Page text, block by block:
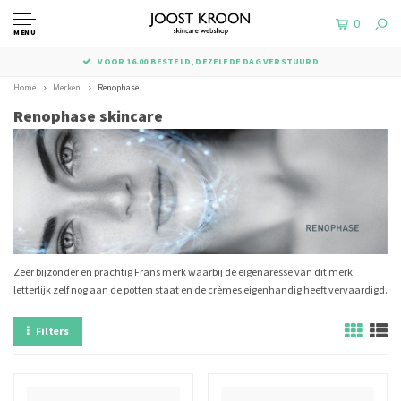
MENU
0
VOOR 16.00 BESTELD, DEZELFDE DAG VERSTUURD
Home Merken Renophase
Renophase skincare
Zeer bijzonder en prachtig Frans merk waarbij de eigenaresse van dit merk
letterlijk zelf nog aan de potten staat en de crèmes eigenhandig heeft vervaardigd.
Filters